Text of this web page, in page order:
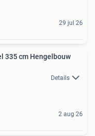
29 jul 26
335 cm Hengelbouw
Details
2 aug 26